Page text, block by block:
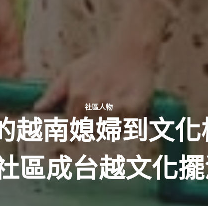
社區人物
越南媳婦到文
區成台越文化